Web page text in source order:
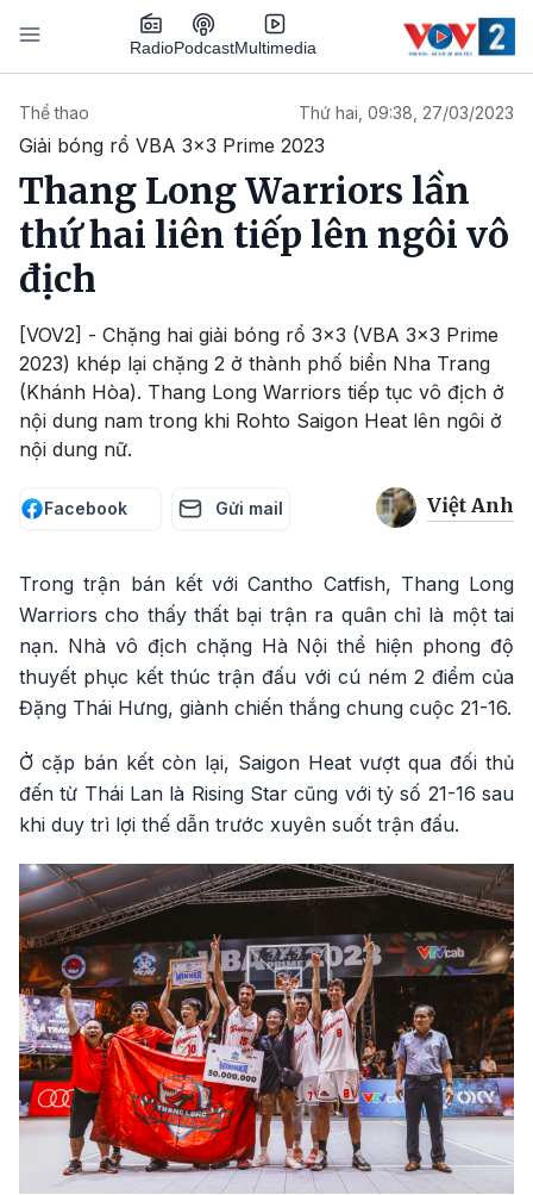
Nhảy đến nội dung
RadioPodcastMultimedia
Thể thao Thứ hai, 09:38, 27/03/2023
Giải bóng rổ VBA 3x3 Prime 2023
Thang Long Warriors lần
thứ hai liên tiếp lên ngôi vô
địch
[VOV2] - Chặng hai giải bóng rổ 3x3 (VBA 3x3 Prime
2023) khép lại chặng 2 ở thành phố biển Nha Trang
(Khánh Hòa). Thang Long Warriors tiếp tục vô địch ở
nội dung nam trong khi Rohto Saigon Heat lên ngôi ở
nội dung nữ.
Facebook Gửi mail Việt Anh
Trong trận bán kết với Cantho Catfish, Thang Long
Warriors cho thấy thất bại trận ra quân chỉ là một tai
nạn. Nhà vô địch chặng Hà Nội thể hiện phong độ
thuyết phục kết thúc trận đấu với cú ném 2 điểm của
Đặng Thái Hưng, giành chiến thắng chung cuộc 21-16.
Ở cặp bán kết còn lại, Saigon Heat vượt qua đối thủ
đến từ Thái Lan là Rising Star cũng với tỷ số 21-16 sau
khi duy trì lợi thế dẫn trước xuyên suốt trận đấu.